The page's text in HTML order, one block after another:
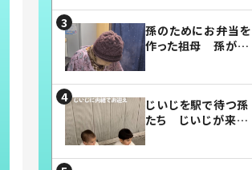
孫のためにお弁当を
作った祖母 孫が絶
じいじを駅で待つ孫
たち じいじが来た